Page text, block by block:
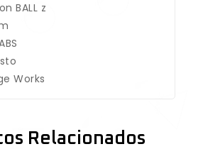
BALL z
Works
Relacionados